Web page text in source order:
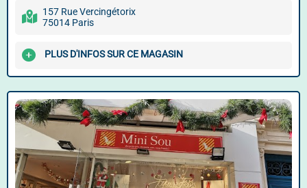
157 Rue Vercingétorix
75014 Paris
PLUS D'INFOS SUR CE MAGASIN